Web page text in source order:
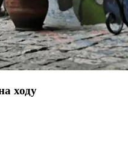
ходу